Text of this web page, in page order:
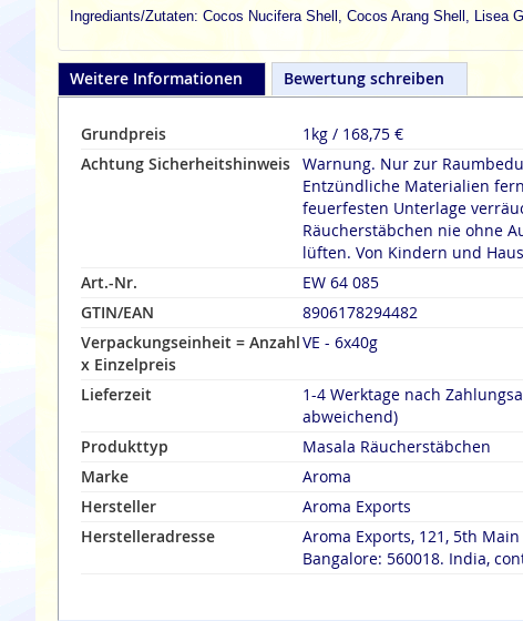
Ingrediants/Zutaten: Cocos Nucifera Shell, Cocos Arang Shell,
Weitere Informationen
Grundpreis
1kg / 168,75 €
Achtung Sicherheitshinweis Warnung. Nur zur
Entzündliche Materialien
feuerfesten Unterlage verräuchern.
Räucherstäbchen nie ohne
lüften. Von Kindern und
Art.-Nr.
EW 64 085
GTIN/EAN
8906178294482
Verpackungseinheit = Anzahl
x Einzelpreis
VE - 6x40g
Lieferzeit
1-4 Werktage nach
abweichend)
Produkttyp
Masala Räucherstäbchen
Marke
Aroma
Hersteller
Aroma Exports
Herstelleradresse
Aroma Exports, 121, 5th
Bangalore: 560018. India,
Bewertung schreiben